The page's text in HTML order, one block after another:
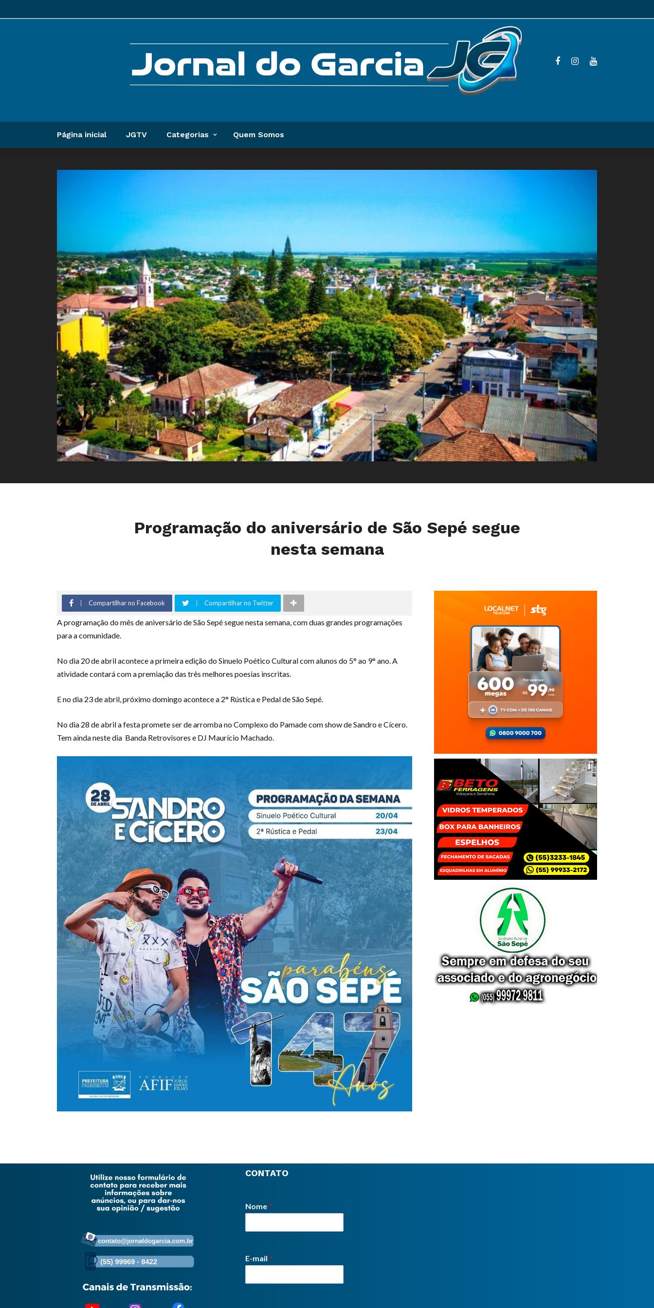
Página inicial JGTV Categorias Quem Somos
Programação do aniversário de São Sepé segue
nesta semana
Compartilhar no Facebook Compartilhar no Twitter
A programação do mês de aniversário de São Sepé segue nesta semana, com duas grandes programações
para a comunidade.
No dia 20 de abril acontece a primeira edição do Sinuelo Poético Cultural com alunos do 5° ao 9° ano. A
atividade contará com a premiação das três melhores poesias inscritas.
E no dia 23 de abril, próximo domingo acontece a 2° Rústica e Pedal de São Sepé.
No dia 28 de abril a festa promete ser de arromba no Complexo do Pamade com show de Sandro e Cícero.
Tem ainda neste dia Banda Retrovisores e DJ Maurício Machado.
CONTATO
Nome*
E-mail *